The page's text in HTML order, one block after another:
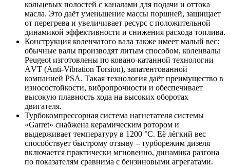
кольцевых полостей с каналами для подачи и оттока
масла. Это даёт уменьшение массы поршней, защищает
от перегрева и увеличивает ресурс с положительной
динамикой эффективности и снижения расхода топлива.
Конструкция коленчатого вала также имеет малый вес:
обычные валы производят литым способом, коленвалы
Peugeot изготовлены по ковано-катанной технологии
АVT (Anti-Vibration Torsion), запатентованной
компанией PSA. Такая технология даёт преимущество в
износостойкости, вибропрочности и обеспечивает
высокую плавность хода на высоких оборотах
двигателя.
Турбокомпрессорная система нагнетателя системы
«Garret» снабжена керамическим ротором и
выдерживает температуру в 1200 °С. Её лёгкий вес
способствует быстрому отзыву – турборежим дизеля
включается практически мгновенно, динамика разгона
по показателям сравнима с бензиновыми агрегатами.